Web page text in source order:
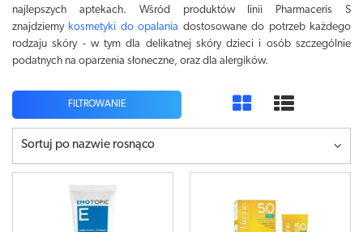
najlepszych aptekach. Wśród produktów linii Pharmaceris S
znajdziemy kosmetyki do opalania dostosowane do potrzeb każdego
rodzaju skóry - w tym dla delikatnej skóry dzieci i osób szczególnie
podatnych na oparzenia słoneczne, oraz dla alergików.
FILTROWANIE
Sortuj po nazwie rosnąco